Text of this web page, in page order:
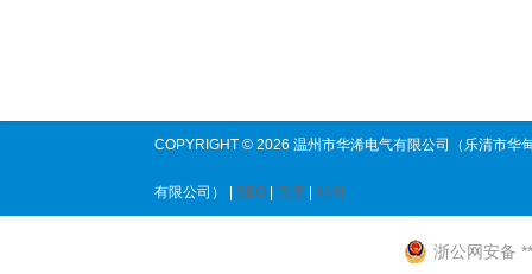
COPYRIGHT © 2026 温州市华浠电气有限公司（乐清市华
有限公司） | SEO 百度 地图
浙公网安备